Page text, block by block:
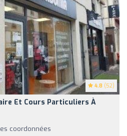
4.8 (52)
Et Cours Particuliers À
coordonnées